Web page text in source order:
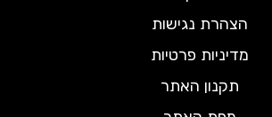
הצהרת נגישות
מדיניות פרטיות
תקנון האתר